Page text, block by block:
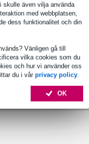
skulle även vilja använda
med webbplatsen,
dess funktionalitet och din
Vänligen gå till
vilka cookies som du
och hur vi använder oss
du i vår privacy policy.
OK